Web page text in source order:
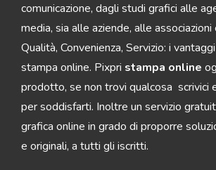
comunicazione, dagli studi grafici alle
media, sia alle aziende, alle associazioni
Qualità, Convenienza, Servizio: i
stampa online. Pixpri stampa online
prodotto, se non trovi qualcosa scrivici
per soddisfarti. Inoltre un servizio
grafica online in grado di proporre
e originali, a tutti gli iscritti.